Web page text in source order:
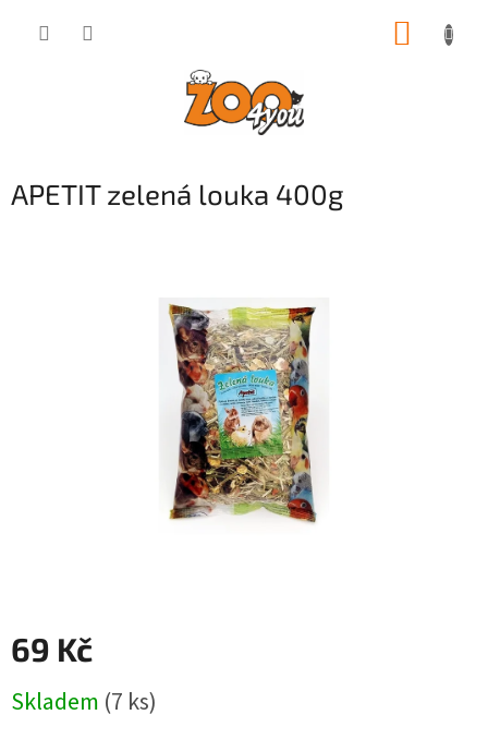
APETIT zelená louka 400g
69 Kč
cena:
Skladem (7 ks)